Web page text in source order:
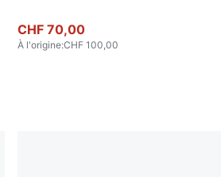
CHF 70,00
À l'origine:CHF 100,00